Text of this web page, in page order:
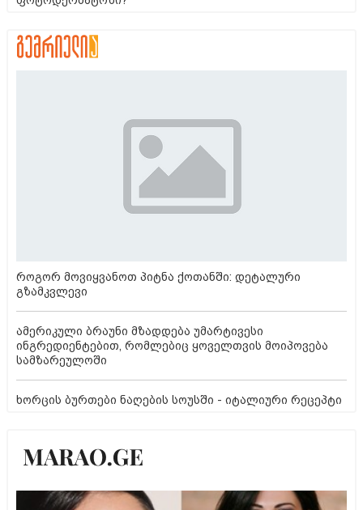
როგორ მოვიყვანოთ პიტნა ქოთანში: დეტალური
გზამკვლევი
ამერიკული ბრაუნი მზადდება უმარტივესი
ინგრედიენტებით, რომლებიც ყოველთვის მოიპოვება
სამზარეულოში
ხორცის ბურთები ნაღების სოუსში - იტალიური რეცეპტი